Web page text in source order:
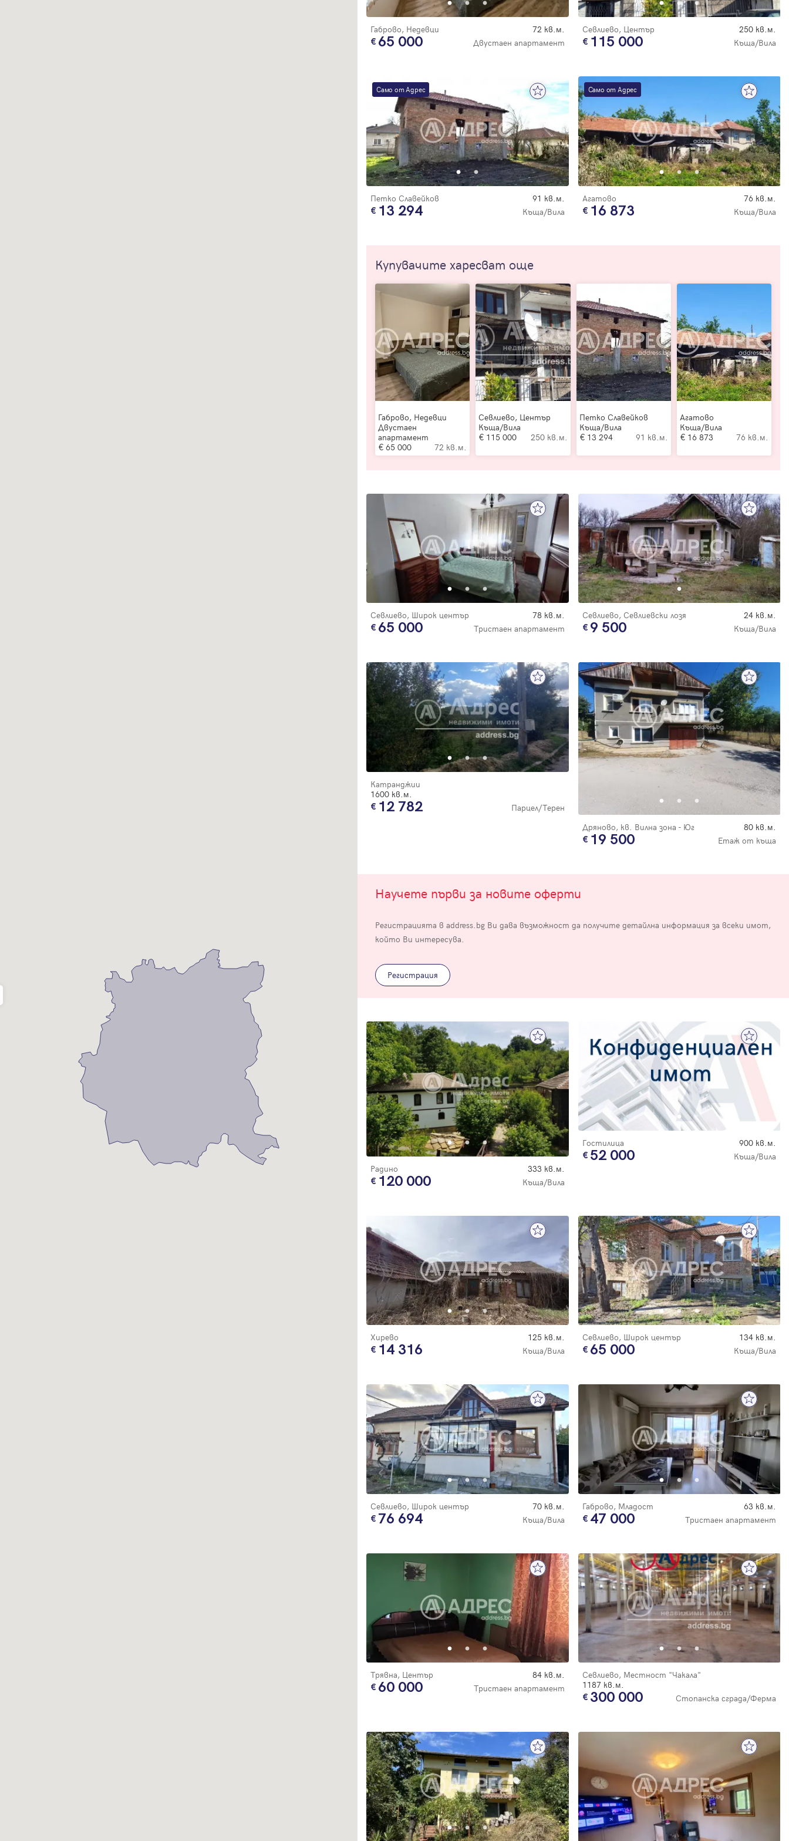
Габрово, Недевци 72 кв.м.
65 000 Двустаен апартамент
Севлиево, Център 250 кв.м.
115 000 Къща/Вила
Само от Адрес
Петко Славейков 91 кв.м.
13 294 Къща/Вила
Само от Адрес
Агатово 76 кв.м.
16 873 Къща/Вила
Купувачите харесват още
Габрово, Недевци
Двустаен
апартамент
65 000
72 кв.м.
Севлиево, Център
Къща/Вила
115 000
250 кв.м.
Петко Славейков
Къща/Вила
13 294
91 кв.м.
Агатово
Къща/Вила
16 873
76 кв.м.
Севлиево, Широк център 78 кв.м.
65 000 Тристаен апартамент
Севлиево, Севлиевски лозя 24 кв.м.
9 500 Къща/Вила
Катранджии
1600 кв.м.
12 782
Парцел/Терен
Дряново, кв. Вилна зона - Юг
80 кв.м.
19 500 Етаж от къща
Научете първи за новите оферти
Регистрацията в address.bg Ви дава възможност да получите детайлна информация за всеки имот,
който Ви интересува.
Регистрация
Радино 333 кв.м.
120 000 Къща/Вила
Гостилица 900 кв.м.
52 000 Къща/Вила
Хирево 125 кв.м.
14 316 Къща/Вила
Севлиево, Широк център 134 кв.м.
65 000 Къща/Вила
Севлиево, Широк център 70 кв.м.
76 694 Къща/Вила
Габрово, Младост 63 кв.м.
47 000 Тристаен апартамент
Трявна, Център 84 кв.м.
60 000 Тристаен апартамент
Севлиево, Местност "Чакала"
1187 кв.м.
300 000 Стопанска сграда/Ферма
Благодарим ви! Проверете имейл адрес си, за да активирате
Успех!
Благодарим ви! Очаквайте скоро да се свържем с вас!
Продължи с Facebook
или влезте с имейл
Парола
Вход с имейл
Забравена парола
Регистрация